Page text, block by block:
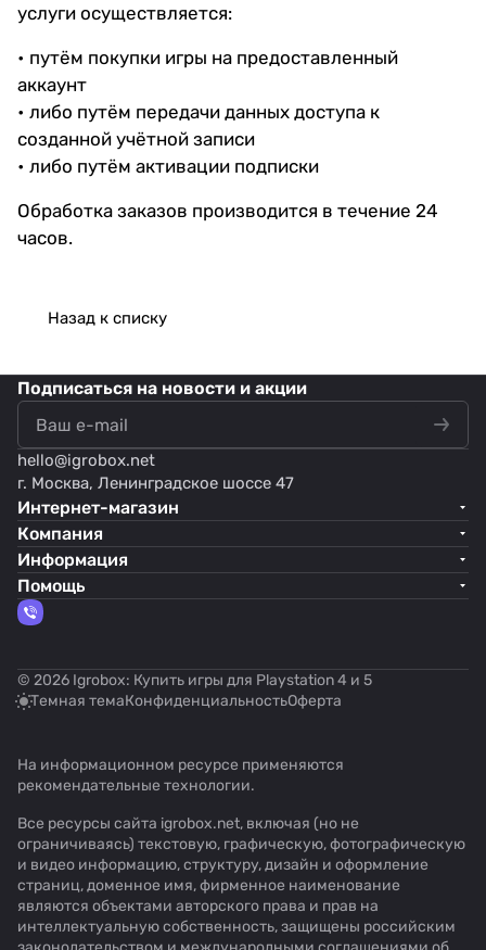
услуги осуществляется:
• путём покупки игры на предоставленный
аккаунт
• либо путём передачи данных доступа к
созданной учётной записи
• либо путём активации подписки
Обработка заказов производится в течение 24
часов.
Назад к списку
Подписаться на новости и акции
hello@igrobox.net
г. Москва, Ленинградское шоссе 47
Интернет-магазин
Компания
Информация
Помощь
© 2026 Igrobox: Купить игры для Playstation 4 и 5
Темная темаКонфиденциальностьОферта
На информационном ресурсе применяются
рекомендательные технологии.
Все ресурсы сайта igrobox.net, включая (но не
ограничиваясь) текстовую, графическую, фотографическую
и видео информацию, структуру, дизайн и оформление
страниц, доменное имя, фирменное наименование
являются объектами авторского права и прав на
интеллектуальную собственность, защищены российским